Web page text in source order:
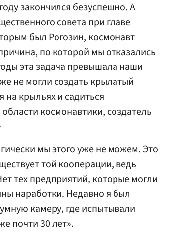
закончился безуспешно. А
совета при главе
был Рогозин, космонавт
по которой мы отказались
эта задача превышала наши
не могли создать крылатый
на крыльях и садиться
космонавтики, создатель
мы этого уже не можем. Это
той кооперации, ведь
тех предприятий, которые могли
наработки. Недавно я был
камеру, где испытывали
почти 30 лет».